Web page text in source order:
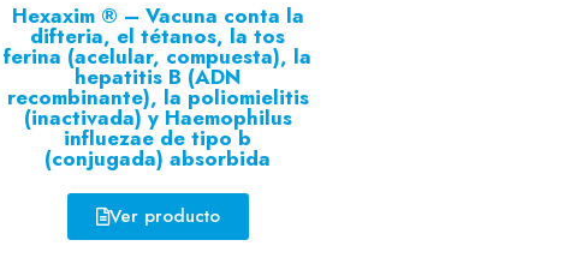
Hexaxim ® – Vacuna conta la
difteria, el tétanos, la tos
ferina (acelular, compuesta), la
hepatitis B (ADN
recombinante), la poliomielitis
(inactivada) y Haemophilus
influezae de tipo b
(conjugada) absorbida
Ver producto